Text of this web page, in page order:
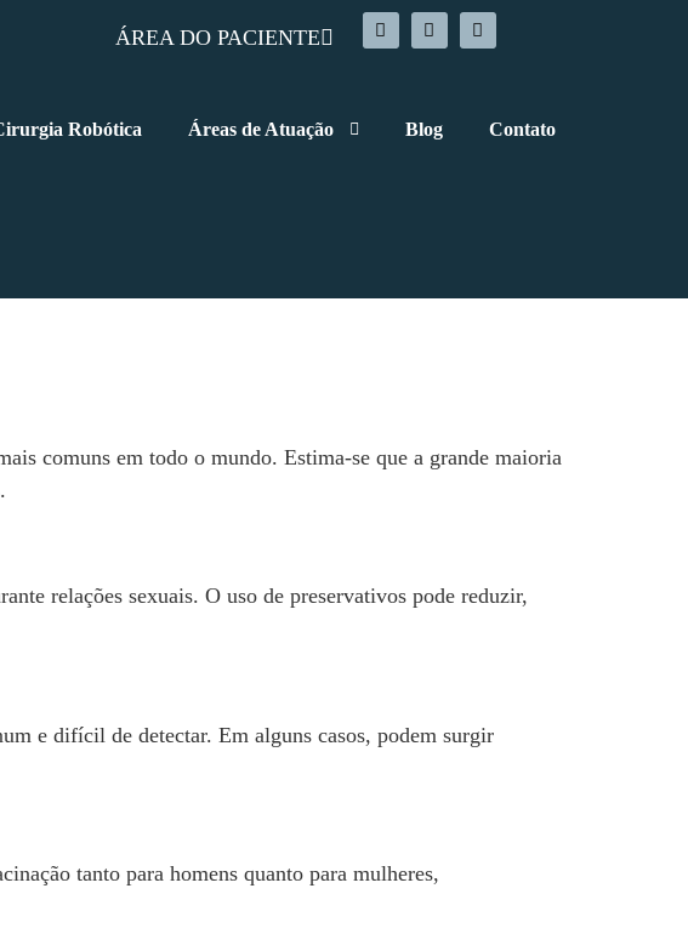
ÁREA DO PACIENTE
Robótica Áreas de Atuação Blog Contato
comuns em todo o mundo. Estima-se que a grande maioria
relações sexuais. O uso de preservativos pode reduzir,
e difícil de detectar. Em alguns casos, podem surgir
tanto para homens quanto para mulheres,